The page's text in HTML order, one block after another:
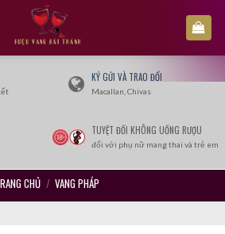
KÝ GỬI VÀ TRAO ĐỔI
Macallan, Chivas
TUYỆT ĐỐI KHÔNG UỐNG RƯỢU
đối với phụ nữ mang thai và trẻ em
CHỦ / VANG PHÁP